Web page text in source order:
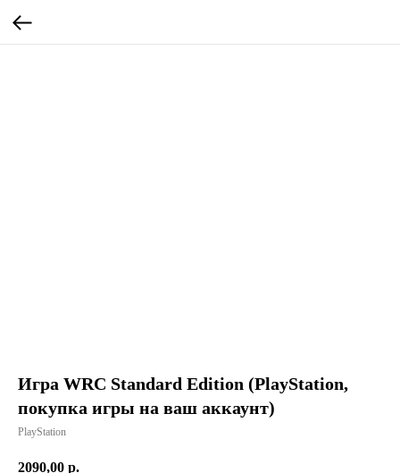
Игра WRC Standard Edition (PlayStation,
покупка игры на ваш аккаунт)
PlayStation
2090,00 р.